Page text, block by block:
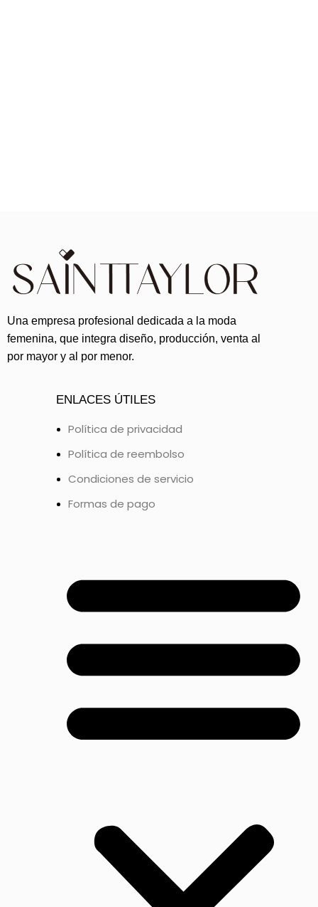
Una empresa profesional dedicada a la moda
femenina, que integra diseño, producción, venta al
por mayor y al por menor.
ENLACES ÚTILES
Política de privacidad
Política de reembolso
Condiciones de servicio
Formas de pago